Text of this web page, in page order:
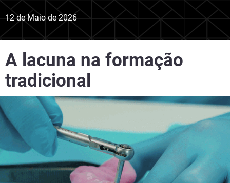
12 de Maio de 2026
A lacuna na formação
tradicional